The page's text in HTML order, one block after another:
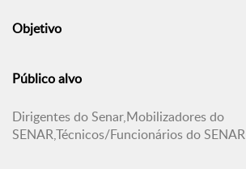
Objetivo
Público alvo
Dirigentes do Senar,Mobilizadores do
SENAR,Técnicos/Funcionários do SENAR